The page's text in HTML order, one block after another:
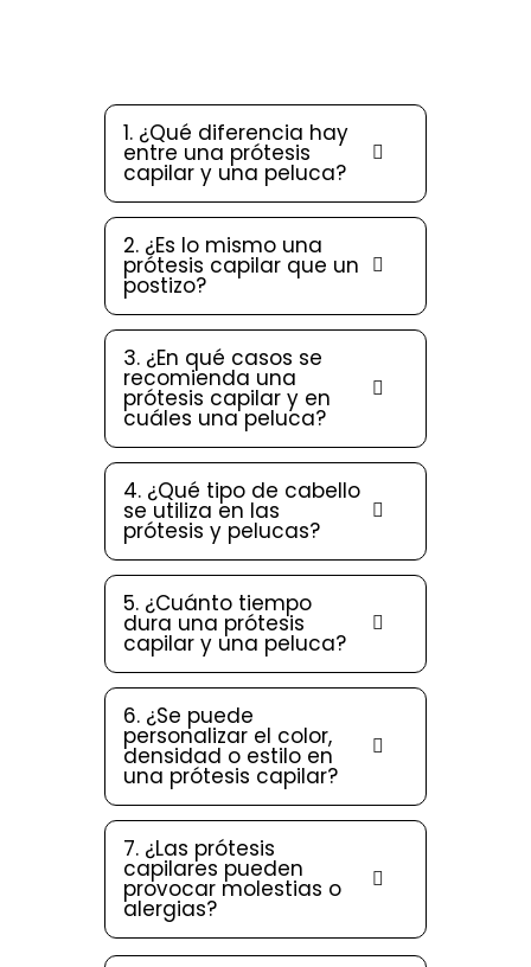
1. ¿Qué diferencia hay
entre una prótesis
capilar y una peluca?
2. ¿Es lo mismo una
prótesis capilar que un
postizo?
3. ¿En qué casos se
recomienda una
prótesis capilar y en
cuáles una peluca?
4. ¿Qué tipo de cabello
se utiliza en las
prótesis y pelucas?
5. ¿Cuánto tiempo
dura una prótesis
capilar y una peluca?
6. ¿Se puede
personalizar el color,
densidad o estilo en
una prótesis capilar?
7. ¿Las prótesis
capilares pueden
provocar molestias o
alergias?